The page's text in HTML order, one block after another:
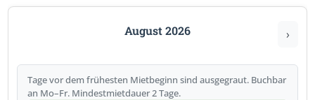
August 2026 ›
Tage vor dem frühesten Mietbeginn sind ausgegraut. Buchbar
an Mo–Fr. Mindestmietdauer 2 Tage.